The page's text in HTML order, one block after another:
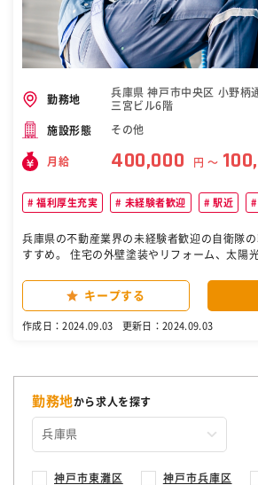
を設けており、"がんばった成果"への評価が分
素直に仕事ができる方ほど高収入を得ることができま
のやりがい お客様にとっても人生の大きな買
金額が動くと共に、お客様の人生に関わるとい
完成まで長い時間をかけて、お客様としっか
勤務地
兵庫県 神戸市中央区 小野柄
三宮ビル6階
施設形態 その他
月給 400,000 円 〜
福利厚生充実 未経験者歓迎 駅近
兵庫県の不動産業界の未経験者歓迎の自衛隊
すすめ。 住宅の外壁塗装やリフォーム、太陽光発電設備・蓄電池の設
ご要望をお伺いし、最適なサービスのご提案を行
様によってニーズは様々なので、当社が持つ
ルの光触媒コーティング塗料は、汚れが付きに
受賞しました。確かな実績・ノウハウがある
ーストコンタクトを担当する「アポインター
分業制になっており、入社後はまずアポイン
キープする
作成日：2024.09.03 更新日：2024.09.03
勤務地から求人を探す
神戸市東灘区 神戸市兵庫区